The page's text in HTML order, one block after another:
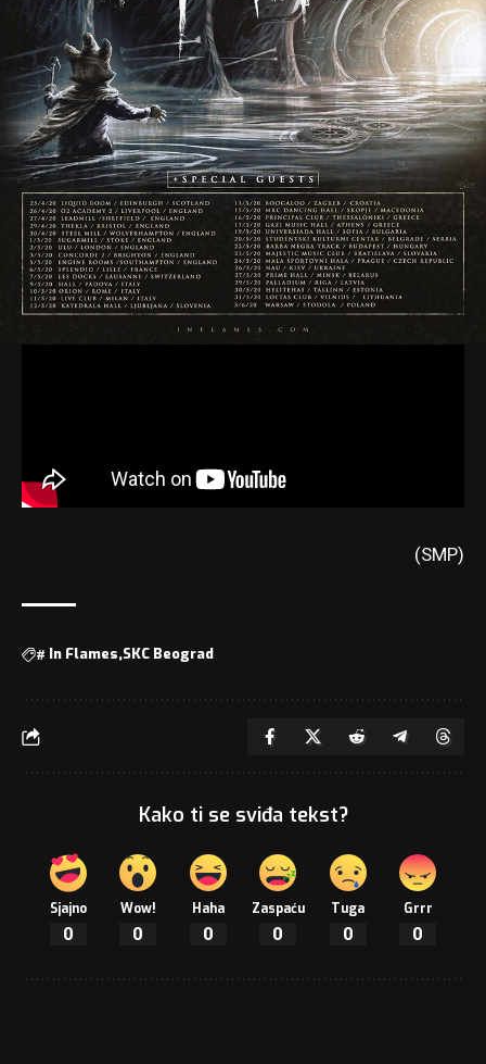
(SMP)
# In Flames SKC Beograd
Kako ti se sviđa tekst?
Sjajno
0
Wow!
0
Haha
0
Zaspaću
0
Tuga
0
Grrr
0